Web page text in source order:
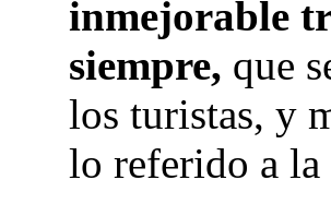
inmejorable
siempre, que
los turistas, y
lo referido a la